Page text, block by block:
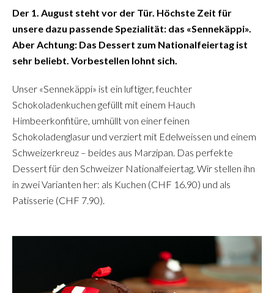
Der 1. August steht vor der Tür. Höchste Zeit für
unsere dazu passende Spezialität: das «Sennekäppi».
Aber Achtung: Das Dessert zum Nationalfeiertag ist
sehr beliebt. Vorbestellen lohnt sich.
Unser «Sennekäppi» ist ein luftiger, feuchter
Schokoladenkuchen gefüllt mit einem Hauch
Himbeerkonfitüre, umhüllt von einer feinen
Schokoladenglasur und verziert mit Edelweissen und einem
Schweizerkreuz – beides aus Marzipan. Das perfekte
Dessert für den Schweizer Nationalfeiertag. Wir stellen ihn
in zwei Varianten her: als Kuchen (CHF 16.90) und als
Patisserie (CHF 7.90).